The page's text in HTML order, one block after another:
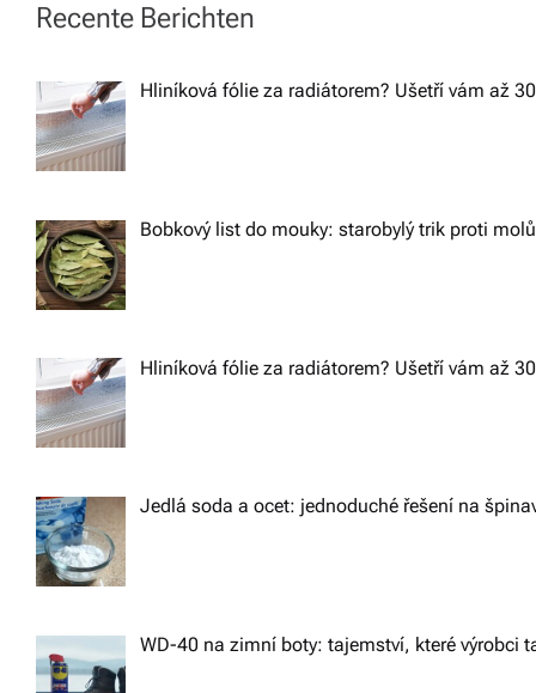
t
n
a
v
i
g
a
t
i
o
n
Recente Berichten
Hliníková fólie za radiátorem? Ušetří vám až
Bobkový list do mouky: starobylý trik proti
Hliníková fólie za radiátorem? Ušetří vám až
Jedlá soda a ocet: jednoduché řešení na
WD-40 na zimní boty: tajemství, které výrobci